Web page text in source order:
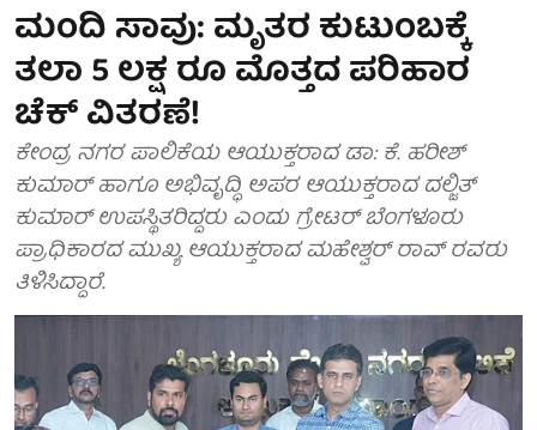
ಮಂದಿ ಸಾವು: ಮೃತರ ಕುಟುಂಬಕ್ಕೆ
ತಲಾ 5 ಲಕ್ಷ ರೂ ಮೊತ್ತದ ಪರಿಹಾರ
ಚೆಕ್ ವಿತರಣೆ!
ಕೇಂದ್ರ ನಗರ ಪಾಲಿಕೆಯ ಆಯುಕ್ತರಾದ ಡಾ: ಕೆ. ಹರೀಶ್
ಕುಮಾರ್ ಹಾಗೂ ಅಭಿವೃದ್ಧಿ ಅಪರ ಆಯುಕ್ತರಾದ ದಲ್ಜಿತ್
ಕುಮಾರ್ ಉಪಸ್ಥಿತರಿದ್ದರು ಎಂದು ಗ್ರೇಟರ್ ಬೆಂಗಳೂರು
ಪ್ರಾಧಿಕಾರದ ಮುಖ್ಯ ಆಯುಕ್ತರಾದ ಮಹೇಶ್ವರ್ ರಾವ್ ರವರು
ತಿಳಿಸಿದ್ದಾರೆ.